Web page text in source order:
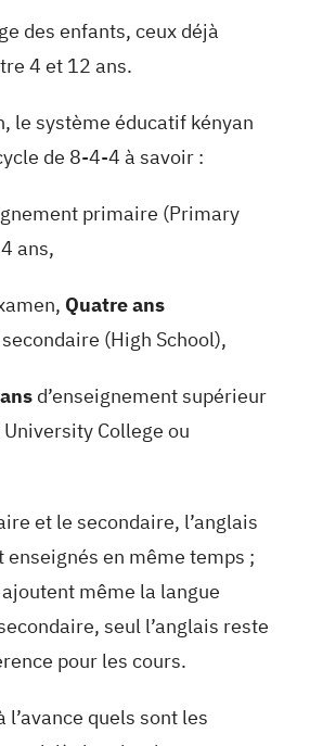
des enfants, ceux déjà
4 et 12 ans.
le système éducatif kényan
de 8-4-4 à savoir :
primaire (Primary
ans,
Quatre ans
(High School),
d’enseignement supérieur
College ou
et le secondaire, l’anglais
en même temps ;
même la langue
seul l’anglais reste
pour les cours.
l’avance quels sont les